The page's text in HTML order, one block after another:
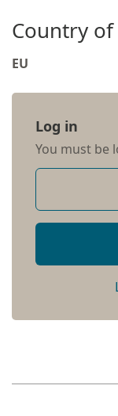
Country
EU
Log in
You must be